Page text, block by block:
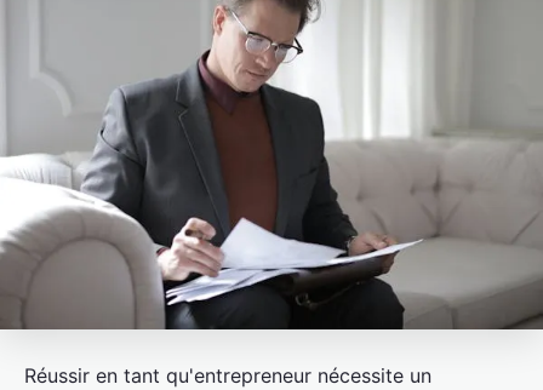
Réussir en tant qu'entrepreneur nécessite un